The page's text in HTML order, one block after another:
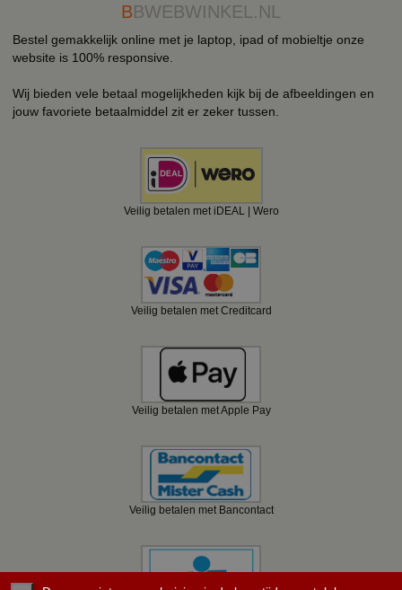
BBWEBWINKEL.NL
Bestel gemakkelijk online met je laptop, ipad of mobieltje onze
website is 100% responsive.
Wij bieden vele betaal mogelijkheden kijk bij de afbeeldingen en
jouw favoriete betaalmiddel zit er zeker tussen.
Veilig betalen met iDEAL | Wero
Veilig betalen met Creditcard
Veilig betalen met Apple Pay
Veilig betalen met Bancontact